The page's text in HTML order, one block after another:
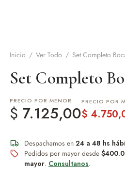
Inicio / Ver Todo / Set Completo
Set Completo
PRECIO POR MENOR
$ 7.125,00
PRECIO POR
$
Despachamos en 24 a 48 hs
Pedidos por mayor desde
mayor. Consultanos.
y accesorios